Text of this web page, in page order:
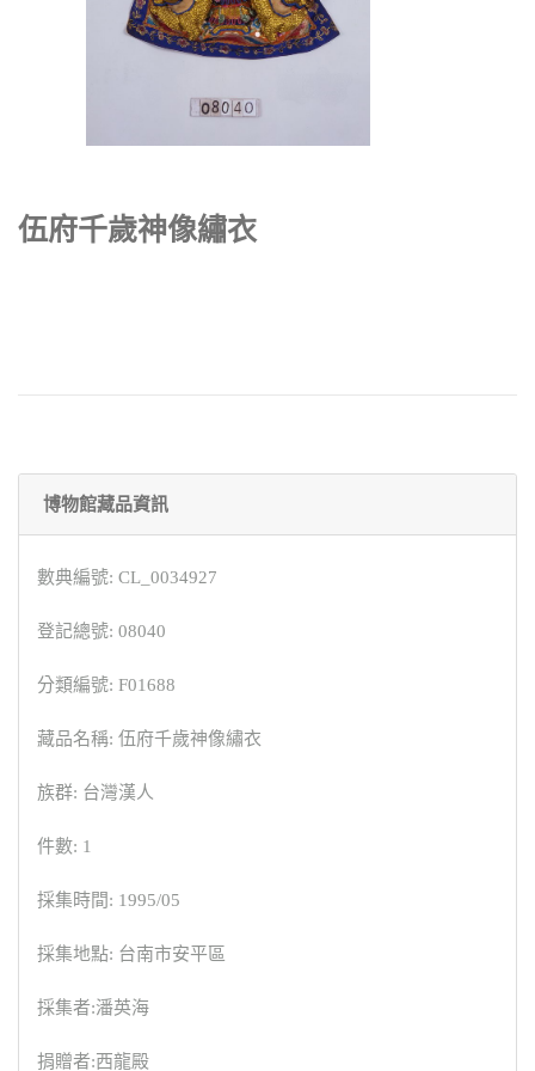
伍府千歲神像繡衣
博物館藏品資訊
數典編號: CL_0034927
登記總號: 08040
分類編號: F01688
藏品名稱: 伍府千歲神像繡衣
族群: 台灣漢人
件數: 1
採集時間: 1995/05
採集地點: 台南市安平區
採集者:潘英海
捐贈者:西龍殿